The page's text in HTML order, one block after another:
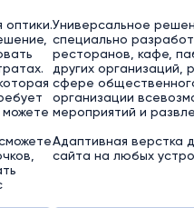
оптики.
можете
Универсальное
специально
ресторанов, кафе,
других организаций,
сфере
организации
мероприятий и
Адаптивная верстка
сайта на любых